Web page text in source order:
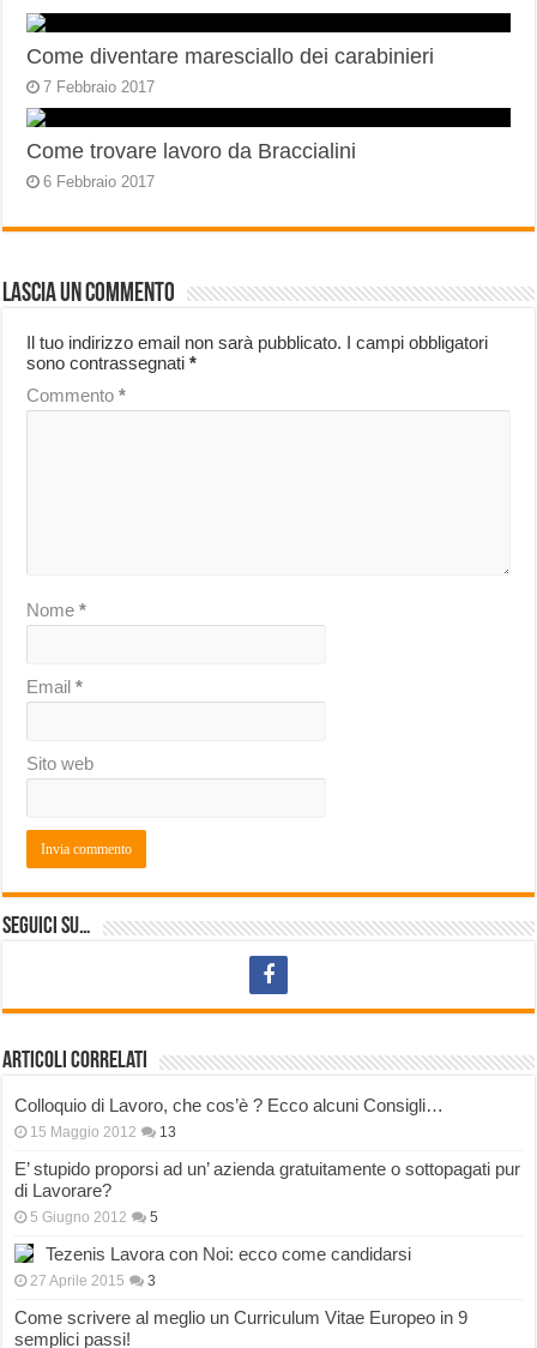
Come diventare maresciallo dei carabinieri
7 Febbraio 2017
Come trovare lavoro da Braccialini
6 Febbraio 2017
Lascia un commento
Il tuo indirizzo email non sarà pubblicato. I campi obbligatori
sono contrassegnati*
Commento*
Nome*
Email*
Sito web
Seguici su…
Articoli correlati
Colloquio di Lavoro, che cos’è ? Ecco alcuni Consigli…
15 Maggio 2012 13
E’ stupido proporsi ad un’ azienda gratuitamente o sottopagati pur
di Lavorare?
5 Giugno 2012 5
Tezenis Lavora con Noi: ecco come candidarsi
27 Aprile 2015 3
Come scrivere al meglio un Curriculum Vitae Europeo in 9
semplici passi!